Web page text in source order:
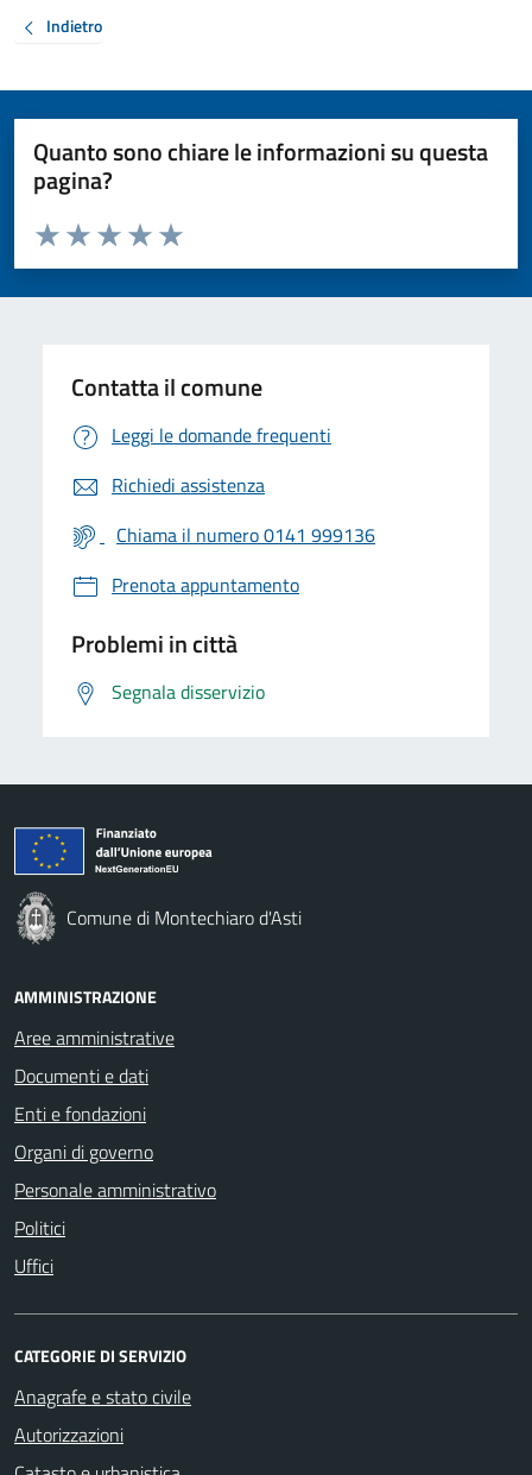
Indietro
Quanto sono chiare le informazioni su questa
pagina?
Valuta da 1 a 5 stelle la pagina
Valuta 5 stelle su 5
Valuta 4 stelle su 5
Valuta 3 stelle su 5
Valuta 2 stelle su 5
Valuta 1 stelle su 5
Contatta il comune
Leggi le domande frequenti
Richiedi assistenza
Chiama il numero 0141 999136
Prenota appuntamento
Problemi in città
Segnala disservizio
Comune di Montechiaro d'Asti
AMMINISTRAZIONE
Aree amministrative
Documenti e dati
Enti e fondazioni
Organi di governo
Personale amministrativo
Politici
Uffici
CATEGORIE DI SERVIZIO
Anagrafe e stato civile
Autorizzazioni